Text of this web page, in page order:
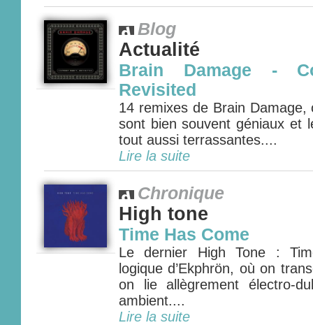
Blog
Actualité
Brain Damage -
Revisited
14 remixes de Brain Damage,
sont bien souvent géniaux et
tout aussi terrassantes....
Lire la suite
Chronique
High tone
Time Has Come
Le dernier High Tone :
logique d’Ekphrön, où on
on lie allègrement électro-
ambient....
Lire la suite